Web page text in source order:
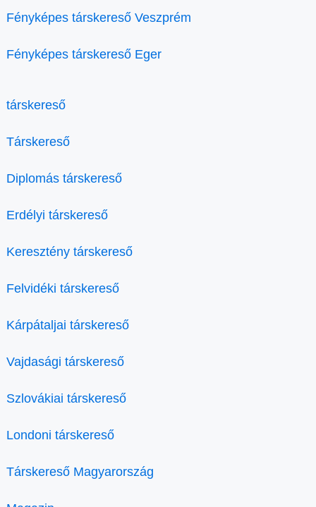
Fényképes társkereső Veszprém
Fényképes társkereső Eger
társkereső
Társkereső
Diplomás társkereső
Erdélyi társkereső
Keresztény társkereső
Felvidéki társkereső
Kárpátaljai társkereső
Vajdasági társkereső
Szlovákiai társkereső
Londoni társkereső
Társkereső Magyarország